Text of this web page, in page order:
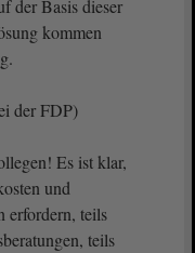
der Basis dieser
kommen
der FDP)
Es ist klar,
und
erfordern, teils
teils